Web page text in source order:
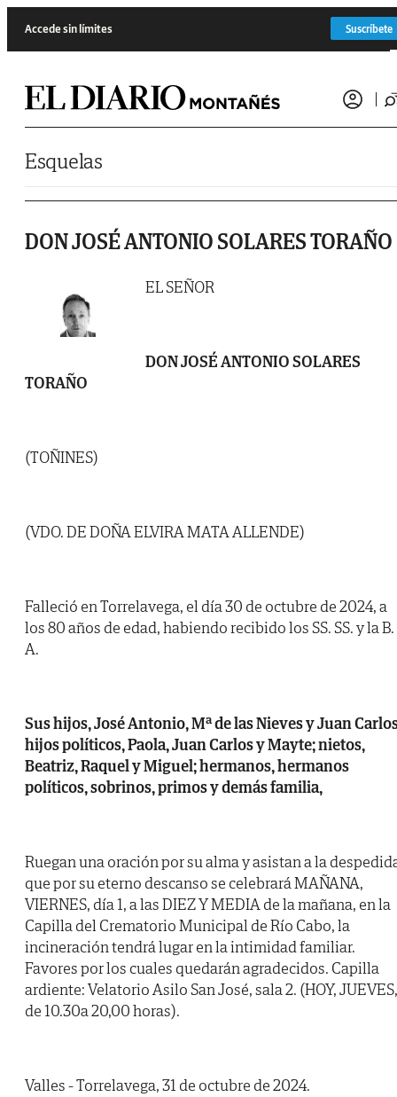
Accede sin límites Suscríbete
Esquelas
DON JOSÉ ANTONIO SOLARES TORAÑO
EL SEÑOR
DON JOSÉ ANTONIO SOLARES
TORAÑO
(TOÑINES)
(VDO. DE DOÑA ELVIRA MATA ALLENDE)
Falleció en Torrelavega, el día 30 de octubre de 2024, a
los 80 años de edad, habiendo recibido los SS. SS. y la B.
A.
Sus hijos, José Antonio, Mª de las Nieves y Juan
hijos políticos, Paola, Juan Carlos y Mayte; nietos,
Beatriz, Raquel y Miguel; hermanos, hermanos
políticos, sobrinos, primos y demás familia,
Ruegan una oración por su alma y asistan a la
que por su eterno descanso se celebrará MAÑANA,
VIERNES, día 1, a las DIEZ Y MEDIA de la mañana, en la
Capilla del Crematorio Municipal de Río Cabo, la
incineración tendrá lugar en la intimidad familiar.
Favores por los cuales quedarán agradecidos. Capilla
ardiente: Velatorio Asilo San José, sala 2. (HOY, JUEVES,
de 10.30a 20,00 horas).
Valles - Torrelavega, 31 de octubre de 2024.